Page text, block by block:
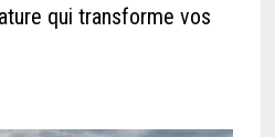
qui transforme vos